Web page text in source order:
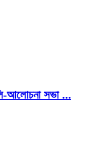
আলোচনা সভা ...